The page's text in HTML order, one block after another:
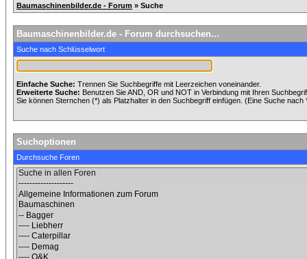
Baumaschinenbilder.de - Forum » Suche
Baumaschinenbilder.de - Forum durchsuchen...
Suche nach Schlüsselwort
Einfache Suche: Trennen Sie Suchbegriffe mit Leerzeichen voneinander.
Erweiterte Suche: Benutzen Sie AND, OR und NOT in Verbindung mit Ihren
Sie können Sternchen (*) als Platzhalter in den Suchbegriff einfügen. (Eine Suche
Suchoptionen
Durchsuche Foren